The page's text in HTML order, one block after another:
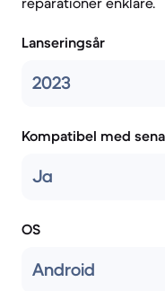
Lanseringsår
2023
Kompatibel med
Ja
OS
Android